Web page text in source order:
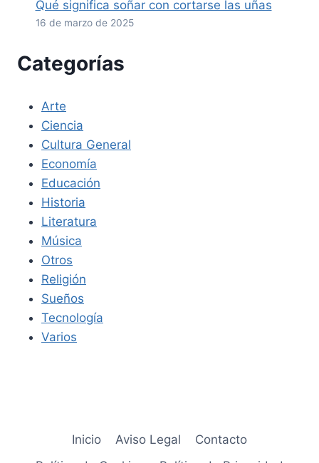
Qué significa soñar con cortarse las uñas
16 de marzo de 2025
Categorías
Arte
Ciencia
Cultura General
Economía
Educación
Historia
Literatura
Música
Otros
Religión
Sueños
Tecnología
Varios
Inicio Aviso Legal
Contacto